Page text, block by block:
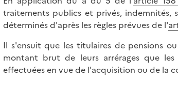
traitements publics et privés, indemnités,
déterminés d'après les règles prévues de l'
Il s'ensuit que les titulaires de pensions
montant brut de leurs arrérages que les
effectuées en vue de l'acquisition ou de la